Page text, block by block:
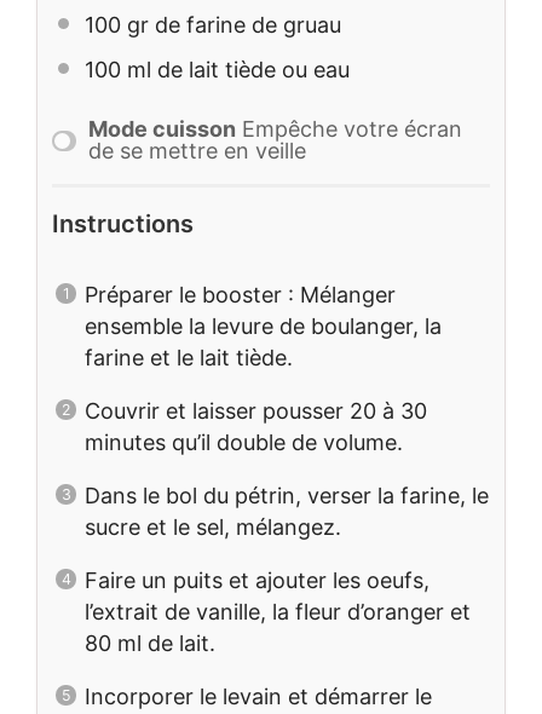
100 gr de farine de gruau
100 ml de lait tiède ou eau
Mode cuisson Empêche votre écran
de se mettre en veille
Instructions
Préparer le booster : Mélanger
ensemble la levure de boulanger, la
farine et le lait tiède.
Couvrir et laisser pousser 20 à 30
minutes qu’il double de volume.
Dans le bol du pétrin, verser la farine, le
sucre et le sel, mélangez.
Faire un puits et ajouter les oeufs,
l’extrait de vanille, la fleur d’oranger et
80 ml de lait.
Incorporer le levain et démarrer le